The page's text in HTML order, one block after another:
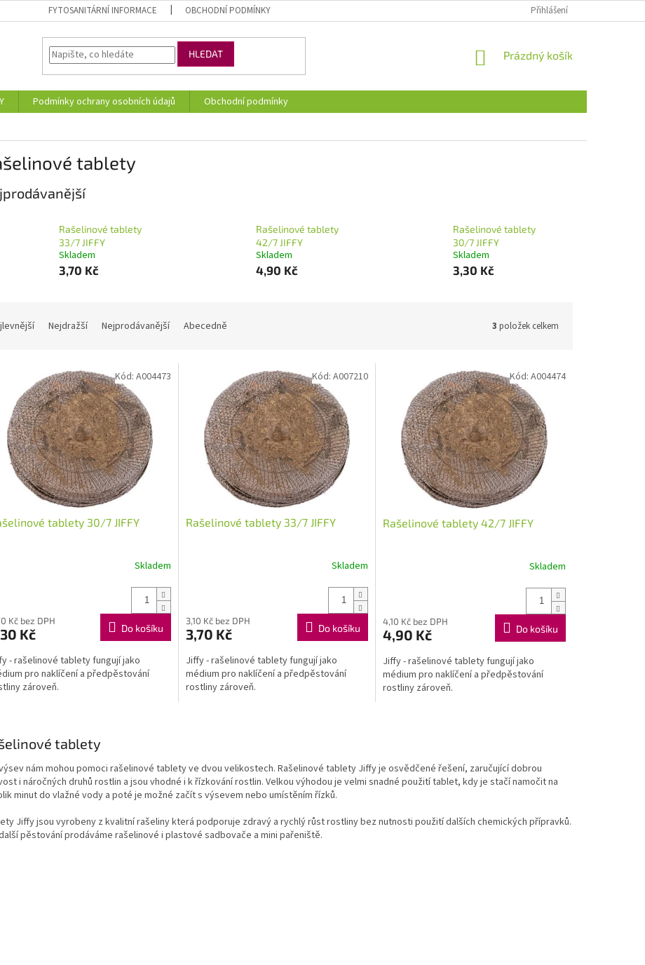
FYTOSANITÁRNÍ INFORMACE OBCHODNÍ PODMÍNKY Přihlášení
HLEDAT
NÁKUPNÍ
Prázdný košík
Podmínky ochrany osobních údajů
Obchodní podmínky
tablety
Rašelinové tablety
33/7 JIFFY
Skladem
3,70 Kč
Rašelinové tablety
42/7 JIFFY
Skladem
4,90 Kč
Rašelinové tablety
30/7 JIFFY
Skladem
3,30 Kč
Nejdražší Nejprodávanější Abecedně 3 položek celkem
tablety 30/7 JIFFY
Skladem
Kč bez DPH
Kč Do košíku
- rašelinové tablety fungují jako
pro naklíčení a předpěstování
zároveň.
Kód: A004473
Rašelinové tablety 33/7 JIFFY
Skladem
3,10 Kč bez DPH
3,70 Kč Do košíku
Jiffy - rašelinové tablety fungují jako
médium pro naklíčení a předpěstování
rostliny zároveň.
Kód: A007210
Rašelinové tablety 42/7 JIFFY
Skladem
4,10 Kč bez DPH
4,90 Kč Do košíku
Jiffy - rašelinové tablety fungují jako
médium pro naklíčení a předpěstování
rostliny zároveň.
Kód: A004474
d
a
c
p
r
tablety
nám mohou pomoci rašelinové tablety ve dvou velikostech. Rašelinové tablety Jiffy je osvědčené řešení, zaručující dobrou
i náročných druhů rostlin a jsou vhodné i k řízkování rostlin. Velkou výhodou je velmi snadné použití tablet, kdy je stačí namočit na
minut do vlažné vody a poté je možné začít s výsevem nebo umístěním řízků.
Jiffy jsou vyrobeny z kvalitní rašeliny která podporuje zdravý a rychlý růst rostliny bez nutnosti použití dalších chemických přípravků.
pěstování prodáváme rašelinové i plastové sadbovače a mini pařeniště.